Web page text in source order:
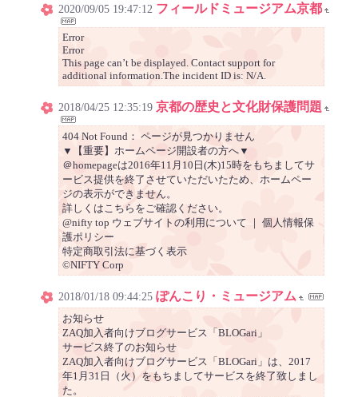
2020/09/05 19:47:12 フィールドミュージアム京都
Error
Error
This page can’t be displayed. Contact support for
additional information.The incident ID is: N/A.
2018/04/25 12:35:19 京都の歴史と文化財保護問題
404 Not Found： ページが見つかりません
▼【重要】ホームページ開設者の方へ▼
＠homepageは2016年11月10日(木)15時をもちましてサ
ービス提供を終了させていただいたため、ホームペー
ジの表示ができません。
詳しくはこちらをご確認ください。
@nifty top ウェブサイトの利用について ｜ 個人情報保
護ポリシー
特定商取引法に基づく表示
©NIFTY Corp
2018/01/18 09:44:25 ぽんこり・ミュージアム
お知らせ
ZAQ加入者向けブログサービス「BLOGari」
サービス終了のお知らせ
ZAQ加入者向けブログサービス「BLOGari」は、2017
年1月31日（火）をもちましてサービスを終了致しまし
た。